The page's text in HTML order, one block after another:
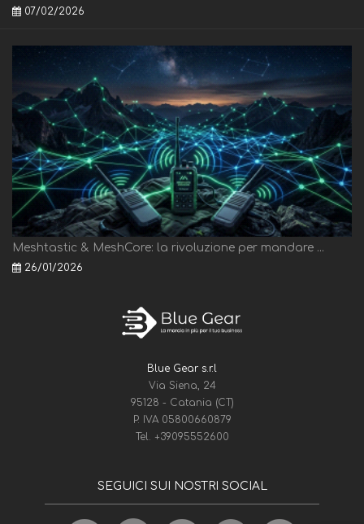
07/02/2026
Meshtastic & MeshCore: la rivoluzione per mandare ...
26/01/2026
Blue Gear s.r.l
Via Siena, 24
95128 - Catania (CT)
P. IVA 05800660879
Tel.
+39095552600
SEGUICI SUI NOSTRI SOCIAL